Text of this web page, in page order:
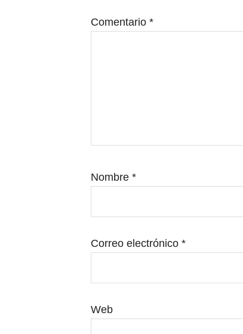
lectores
Comentario *
Nombre *
Correo electrónico *
Web